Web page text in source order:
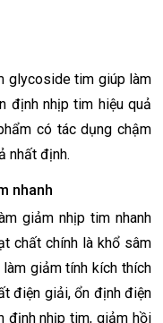
glycoside tim giúp làm
định nhịp tim hiệu quả
có tác dụng chậm
nhất định.
nhanh
giảm nhịp tim nhanh
chất chính là khổ sâm
giảm tính kích thích
điện giải, ổn định điện
định nhịp tim, giảm hồi